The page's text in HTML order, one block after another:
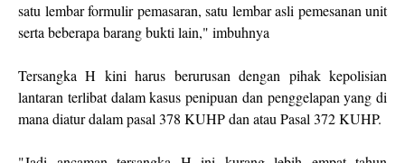
satu lembar formulir pemasaran, satu lembar asli pemesanan unit
serta beberapa barang bukti lain," imbuhnya
Tersangka H kini harus berurusan dengan pihak kepolisian
lantaran terlibat dalam kasus penipuan dan penggelapan yang di
mana diatur dalam pasal 378 KUHP dan atau Pasal 372 KUHP.